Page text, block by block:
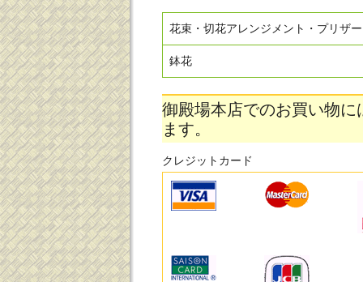
花束・切花アレンジメント・プリザ
鉢花
御殿場本店でのお買い物
ます。
クレジットカード